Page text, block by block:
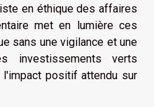
en éthique des affaires
met en lumière ces
sans une vigilance et une
investissements verts
l'impact positif attendu sur